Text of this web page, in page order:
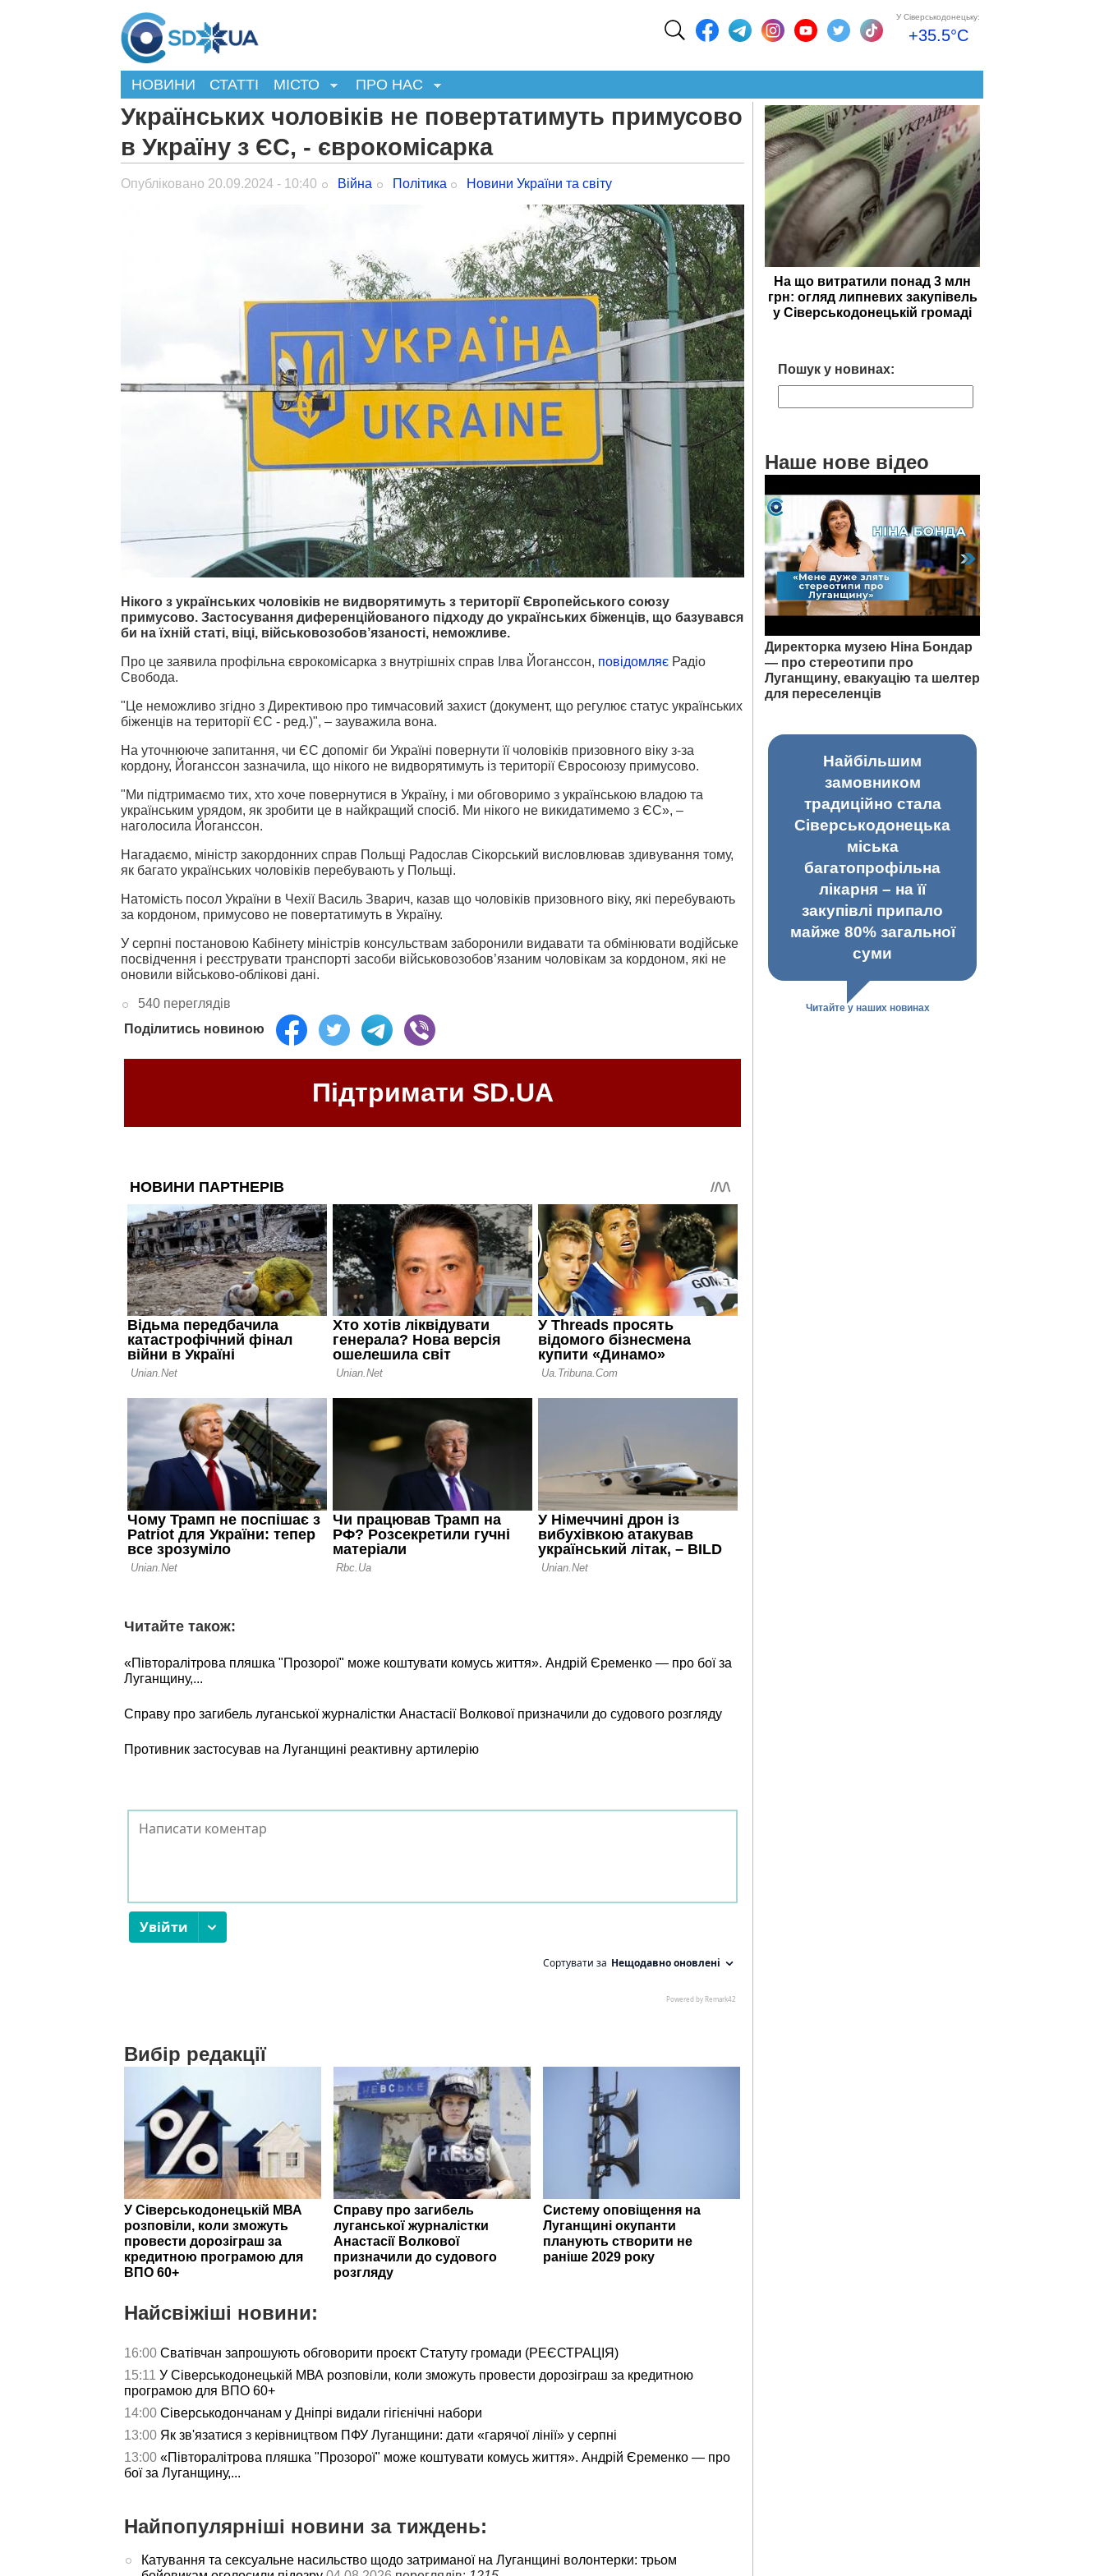
У Сіверськодонецьку:
+35.5°C
НОВИНИ СТАТТІ МІСТО ПРО НАС
Українських чоловіків не повертатимуть примусово
в Україну з ЄС, - єврокомісарка
Опубліковано 20.09.2024 - 10:40 Війна Політика Новини України та світу
Нікого з українських чоловіків не видворятимуть з території Європейського союзу
примусово. Застосування диференційованого підходу до українських біженців, що базувався
би на їхній статі, віці, військовозобов’язаності, неможливе.
Про це заявила профільна єврокомісарка з внутрішніх справ Ілва Йоганссон, повідомляє Радіо
Свобода.
"Це неможливо згідно з Директивою про тимчасовий захист (документ, що регулює статус українських
біженців на території ЄС - ред.)", – зауважила вона.
На уточнююче запитання, чи ЄС допоміг би Україні повернути її чоловіків призовного віку з-за
кордону, Йоганссон зазначила, що нікого не видворятимуть із території Євросоюзу примусово.
"Ми підтримаємо тих, хто хоче повернутися в Україну, і ми обговоримо з українською владою та
українським урядом, як зробити це в найкращий спосіб. Ми нікого не викидатимемо з ЄС», ­–
наголосила Йоганссон.
Нагадаємо, міністр закордонних справ Польщі Радослав Сікорський висловлював здивування тому,
як багато українських чоловіків перебувають у Польщі.
Натомість посол України в Чехії Василь Зварич, казав що чоловіків призовного віку, які перебувають
за кордоном, примусово не повертатимуть в Україну.
У серпні постановою Кабінету міністрів консульствам заборонили видавати та обмінювати водійське
посвідчення і реєструвати транспорті засоби військовозобов’язаним чоловікам за кордоном, які не
оновили військово-облікові дані.
540 переглядів
Поділитись новиною
Підтримати SD.UA
Читайте також:
«Півторалітрова пляшка "Прозорої" може коштувати комусь життя». Андрій Єременко — про бої за
Луганщину,...
Справу про загибель луганської журналістки Анастасії Волкової призначили до судового розгляду
Противник застосував на Луганщині реактивну артилерію
Вибір редакції
У Сіверськодонецькій МВА
розповіли, коли зможуть
провести дорозіграш за
кредитною програмою для
ВПО 60+
Справу про загибель
луганської журналістки
Анастасії Волкової
призначили до судового
розгляду
Систему оповіщення на
Луганщині окупанти
планують створити не
раніше 2029 року
Найсвіжіші новини:
16:00 Сватівчан запрошують обговорити проєкт Статуту громади (РЕЄСТРАЦІЯ)
15:11 У Сіверськодонецькій МВА розповіли, коли зможуть провести дорозіграш за кредитною
програмою для ВПО 60+
14:00 Сіверськодончанам у Дніпрі видали гігієнічні набори
13:00 Як зв'язатися з керівництвом ПФУ Луганщини: дати «гарячої лінії» у серпні
13:00 «Півторалітрова пляшка "Прозорої" може коштувати комусь життя». Андрій Єременко — про
бої за Луганщину,...
Найпопулярніші новини за тиждень:
Катування та сексуальне насильство щодо затриманої на Луганщині волонтерки: трьом
На що витратили понад 3 млн
грн: огляд липневих закупівель
у Сіверськодонецькій громаді
Пошук у новинах:
Наше нове відео
Директорка музею Ніна Бондар
— про стереотипи про
Луганщину, евакуацію та шелтер
для переселенців
Найбільшим
замовником
традиційно стала
Сіверськодонецька
міська
багатопрофільна
лікарня – на її
закупівлі припало
майже 80% загальної
суми
Читайте у наших новинах